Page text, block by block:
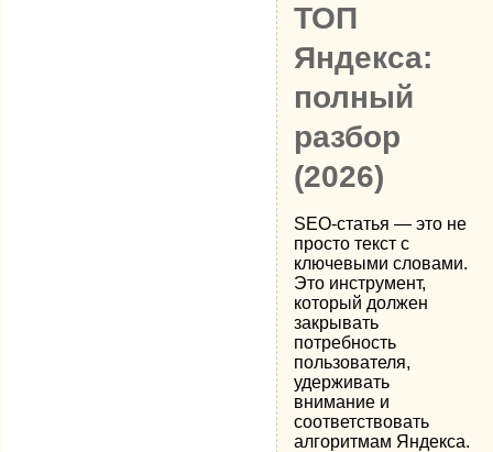
ТОП
Яндекса:
полный
разбор
(2026)
SEO-статья — это не
просто текст с
ключевыми словами.
Это инструмент,
который должен
закрывать
потребность
пользователя,
удерживать
внимание и
соответствовать
алгоритмам Яндекса.